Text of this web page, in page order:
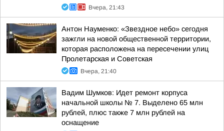
Вчера, 21:43
Антон Науменко: «Звездное небо» сегодня
зажгли на новой общественной территории,
которая расположена на пересечении улиц
Пролетарская и Советская
Вчера, 21:40
Вадим Шумков: Идет ремонт корпуса
начальной школы № 7. Выделено 65 млн
рублей, плюс также 7 млн рублей на
оснащение